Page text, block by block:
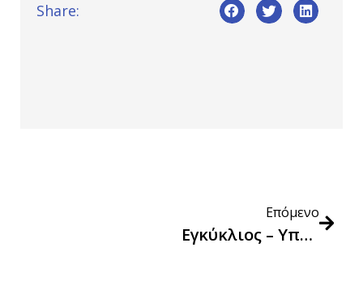
Share:
Επόμενο
Εγκύκλιος – Υπολογισμός Δείκτη Τιμών Καταναλωτή Για Την Εφαρμογή Της Παρ. 9α Του Άρθρου 53 Του Ν. 4412/2016 Για Παραδόσεις Αγαθών Που Έλαβαν Χώρα Εντός Του Μηνός Απριλίου 2023